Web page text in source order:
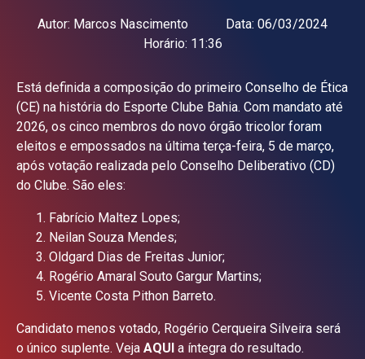
Autor: Marcos Nascimento Data: 06/03/2024
Horário: 11:36
Está definida a composição do primeiro Conselho de Ética
(CE) na história do Esporte Clube Bahia. Com mandato até
2026, os cinco membros do novo órgão tricolor foram
eleitos e empossados na última terça-feira, 5 de março,
após votação realizada pelo Conselho Deliberativo (CD)
do Clube. São eles:
Fabrício Maltez Lopes;
Neilan Souza Mendes;
Oldgard Dias de Freitas Junior;
Rogério Amaral Souto Gargur Martins;
Vicente Costa Pithon Barreto.
Candidato menos votado, Rogério Cerqueira Silveira será
o único suplente. Veja AQUI a íntegra do resultado.